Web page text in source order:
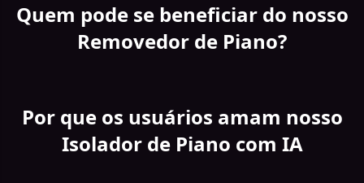
Quem pode se beneficiar do nosso
Removedor de Piano?
Por que os usuários amam nosso
Isolador de Piano com IA